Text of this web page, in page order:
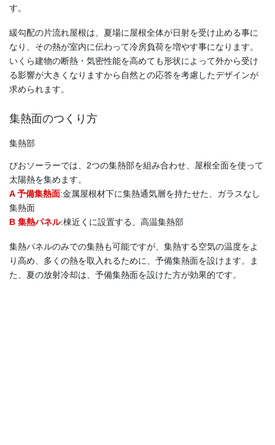
す。
緩勾配の片流れ屋根は、夏場に屋根全体が日射を受け止める事に
なり、その熱が室内に伝わって冷房負荷を増やす事になります。
いくら建物の断熱・気密性能を高めても形状によって外から受け
る影響が大きくなりますから自然との応答を考慮したデザインが
求められます。
集熱面のつくり方
集熱部
びおソーラーでは、2つの集熱部を組み合わせ、屋根全面を使って
太陽熱を集めます。
A 予備集熱面:金属屋根材下に集熱通気層を持たせた、ガラスなし
集熱面
B 集熱パネル:棟近くに設置する、高温集熱部
集熱パネルのみでの集熱も可能ですが、集熱する空気の温度をよ
り高め、多くの熱を取入れるために、予備集熱面を設けます。ま
た、夏の放射冷却は、予備集熱面を設けた方が効果的です。